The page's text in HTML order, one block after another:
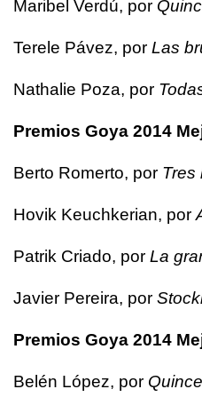
Maribel Verdú, por
Terele Pávez, por Las
Nathalie Poza, por
Premios Goya 2014
Berto Romerto, por Tres
Hovik Keuchkerian, por
Patrik Criado, por La
Javier Pereira, por
Premios Goya 2014
Belén López, por